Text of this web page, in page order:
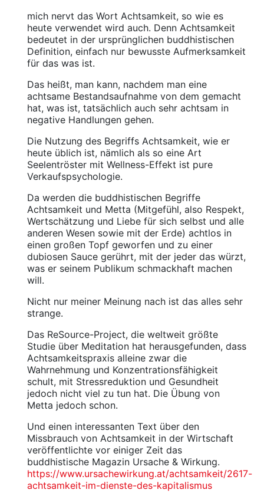
mich nervt das Wort Achtsamkeit, so wie es
heute verwendet wird auch. Denn Achtsamkeit
bedeutet in der ursprünglichen buddhistischen
Definition, einfach nur bewusste Aufmerksamkeit
für das was ist.
Das heißt, man kann, nachdem man eine
achtsame Bestandsaufnahme von dem gemacht
hat, was ist, tatsächlich auch sehr achtsam in
negative Handlungen gehen.
Die Nutzung des Begriffs Achtsamkeit, wie er
heute üblich ist, nämlich als so eine Art
Seelentröster mit Wellness-Effekt ist pure
Verkaufspsychologie.
Da werden die buddhistischen Begriffe
Achtsamkeit und Metta (Mitgefühl, also Respekt,
Wertschätzung und Liebe für sich selbst und alle
anderen Wesen sowie mit der Erde) achtlos in
einen großen Topf geworfen und zu einer
dubiosen Sauce gerührt, mit der jeder das würzt,
was er seinem Publikum schmackhaft machen
will.
Nicht nur meiner Meinung nach ist das alles sehr
strange.
Das ReSource-Project, die weltweit größte
Studie über Meditation hat herausgefunden, dass
Achtsamkeitspraxis alleine zwar die
Wahrnehmung und Konzentrationsfähigkeit
schult, mit Stressreduktion und Gesundheit
jedoch nicht viel zu tun hat. Die Übung von
Metta jedoch schon.
Und einen interessanten Text über den
Missbrauch von Achtsamkeit in der Wirtschaft
veröffentlichte vor einiger Zeit das
buddhistische Magazin Ursache & Wirkung.
https://www.ursachewirkung.at/achtsamkeit/2617-
achtsamkeit-im-dienste-des-kapitalismus